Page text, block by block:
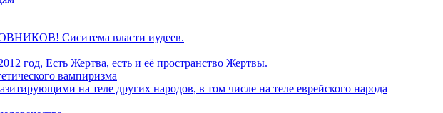
Сиситема власти иудеев.
год, Есть Жертва, есть и её пространство Жертвы.
вампиризма
на теле других народов, в том числе на теле еврейского народа